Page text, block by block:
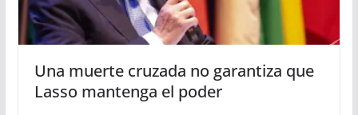
Una muerte cruzada no garantiza que
Lasso mantenga el poder